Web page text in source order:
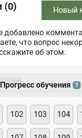
(0) Новый
добавлено
что вопрос
об этом.
(23
Прогресс обучения ?
102 103 104